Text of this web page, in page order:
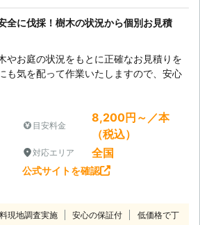
全に伐採！樹木の状況から個別お見積
やお庭の状況をもとに正確なお見積りを
も気を配って作業いたしますので、安心
目安料金
8,200円～／本
（税込）
対応エリア 全国
公式サイトを確認
現地調査実施 安心の保証付
低価格で丁